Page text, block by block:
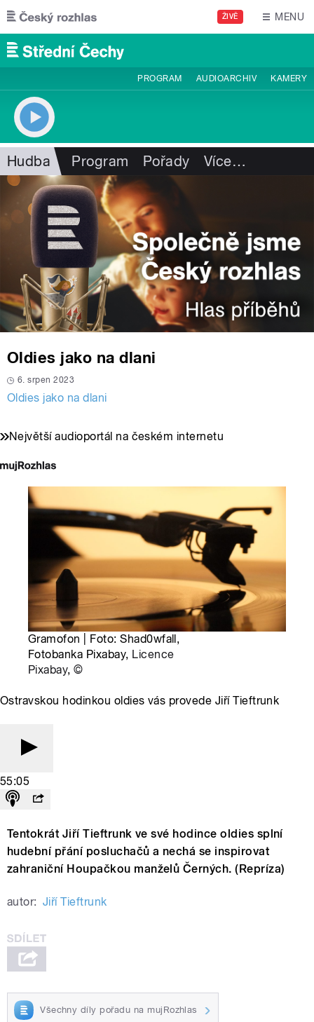
Přejít k hlavnímu obsahu
ŽIVĚ MENU
PROGRAM AUDIOARCHIV KAMERY
Hudba Program Pořady Více…
Oldies jako na dlani
6. srpen 2023
Oldies jako na dlani
Největší audioportál na českém internetu
Gramofon | Foto: Shad0wfall,
Fotobanka Pixabay, Licence
Pixabay,©
Ostravskou hodinkou oldies vás provede Jiří Tieftrunk
55:05
Tentokrát Jiří Tieftrunk ve své hodince oldies splní
hudební přání posluchačů a nechá se inspirovat
zahraniční Houpačkou manželů Černých. (Repríza)
autor: Jiří Tieftrunk
Všechny díly pořadu na mujRozhlas